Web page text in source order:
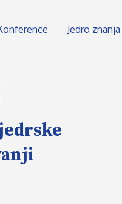
Jedro znanja